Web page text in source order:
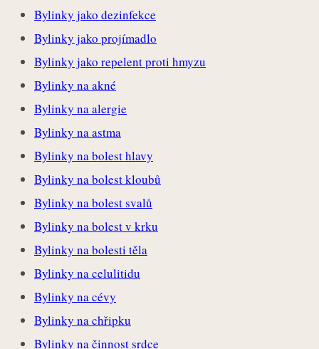
Bylinky jako dezinfekce
Bylinky jako projímadlo
Bylinky jako repelent proti hmyzu
Bylinky na akné
Bylinky na alergie
Bylinky na astma
Bylinky na bolest hlavy
Bylinky na bolest kloubů
Bylinky na bolest svalů
Bylinky na bolest v krku
Bylinky na bolesti těla
Bylinky na celulitidu
Bylinky na cévy
Bylinky na chřipku
Bylinky na činnost srdce